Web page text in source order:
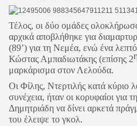
Τέλος, οι δύο ομάδες
αρχικά αποβλήθηκε για
(89’) για τη Νεμέα, ενώ ένα
Κώστας Αμπαδιωτάκης (επίσης 2
μαρκάρισμα στον Λελούδα.
Οι Φίλης, Ντερτιλής κατά κύριο
συνέχεια, ήταν οι κορυφαίοι για
Δημητριάδη να δίνει αρκετά
του έλειψε το γκολ.